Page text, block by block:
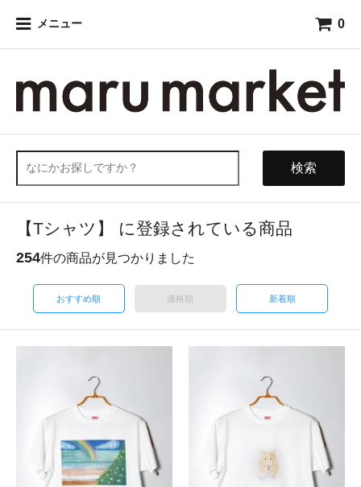
メニュー 0
検索
【Tシャツ】 に登録されている商品
254件の商品が見つかりました
おすすめ順 価格順 新着順